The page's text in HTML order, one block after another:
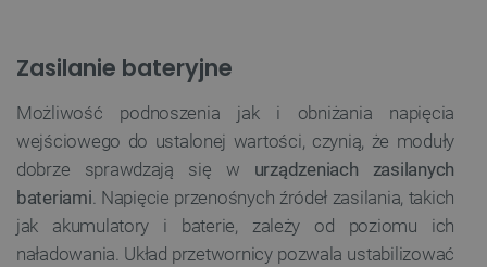
Zasilanie bateryjne
Możliwość podnoszenia jak i obniżania napięcia
wejściowego do ustalonej wartości, czynią, że moduły
dobrze sprawdzają się w urządzeniach zasilanych
bateriami. Napięcie przenośnych źródeł zasilania, takich
jak akumulatory i baterie, zależy od poziomu ich
naładowania. Układ przetwornicy pozwala ustabilizować